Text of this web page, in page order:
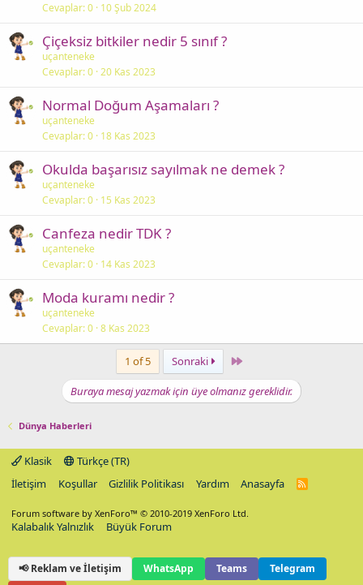
Cevaplar 0 10 Şub 2024
Çiçeksiz bitkiler nedir 5 sınıf ?
uçanteneke
Cevaplar 0 20 Kas 2023
Normal Doğum Aşamaları ?
uçanteneke
Cevaplar 0 18 Kas 2023
Okulda başarısız sayılmak ne demek ?
uçanteneke
Cevaplar 0 15 Kas 2023
Canfeza nedir TDK ?
uçanteneke
Cevaplar 0 14 Kas 2023
Moda kuramı nedir ?
uçanteneke
Cevaplar 0 8 Kas 2023
1 of 5 Sonraki Last
Buraya mesaj yazmak için üye olmanız gereklidir.
Dünya Haberleri
Klasik
Türkçe (TR)
İletişim
Koşullar Gizlilik Politikası Yardım Anasayfa
R
Forum software by XenForo™ © 2010-2019 XenForo Ltd.
Kalabalık Yalnızlık Büyük Forum
📢 Reklam ve İletişim WhatsApp Teams Telegram